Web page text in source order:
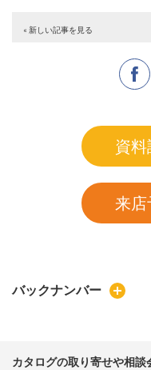
« 新しい記事を見る
資料
来店
バックナンバー
カタログの取り寄せや相談